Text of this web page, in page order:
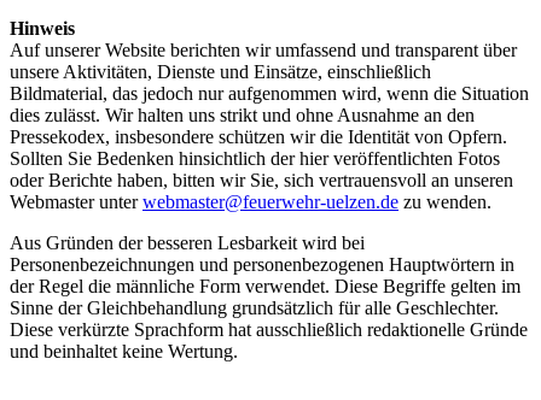
Hinweis
Auf unserer Website berichten wir umfassend und transparent über
unsere Aktivitäten, Dienste und Einsätze, einschließlich
Bildmaterial, das jedoch nur aufgenommen wird, wenn die Situation
dies zulässt. Wir halten uns strikt und ohne Ausnahme an den
Pressekodex, insbesondere schützen wir die Identität von Opfern.
Sollten Sie Bedenken hinsichtlich der hier veröffentlichten Fotos
oder Berichte haben, bitten wir Sie, sich vertrauensvoll an unseren
Webmaster unterwebmaster@feuerwehr-uelzen.de zu wenden.
Aus Gründen der besseren Lesbarkeit wird bei
Personenbezeichnungen und personenbezogenen Hauptwörtern in
der Regel die männliche Form verwendet. Diese Begriffe gelten im
Sinne der Gleichbehandlung grundsätzlich für alle Geschlechter.
Diese verkürzte Sprachform hat ausschließlich redaktionelle Gründe
und beinhaltet keine Wertung.